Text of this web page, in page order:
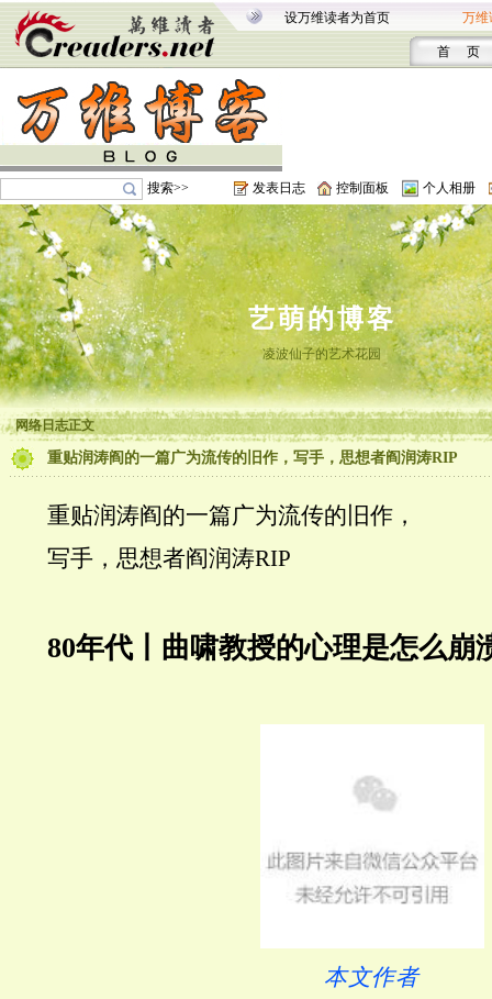
设万维读者为首页 万维
首 页
搜索>> 发表日志 控制面板 个人相册
艺萌的博客
凌波仙子的艺术花园
网络日志正文
重贴润涛阎的一篇广为流传的旧作，写手，思想者阎润涛RIP
重贴润涛阎的一篇广为流传的旧作，
写手，思想者阎润涛RIP
80年代丨曲啸教授的心理是怎么崩
本文作者